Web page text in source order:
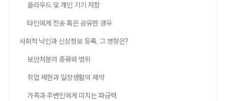
클라우드 및 개인 기기 저장
타인에게 전송 혹은 공유한 경우
사회적 낙인과 신상정보 등록, 그 영향은?
보안처분의 종류와 범위
취업 제한과 일상생활의 제약
가족과 주변인에게 미치는 파급력